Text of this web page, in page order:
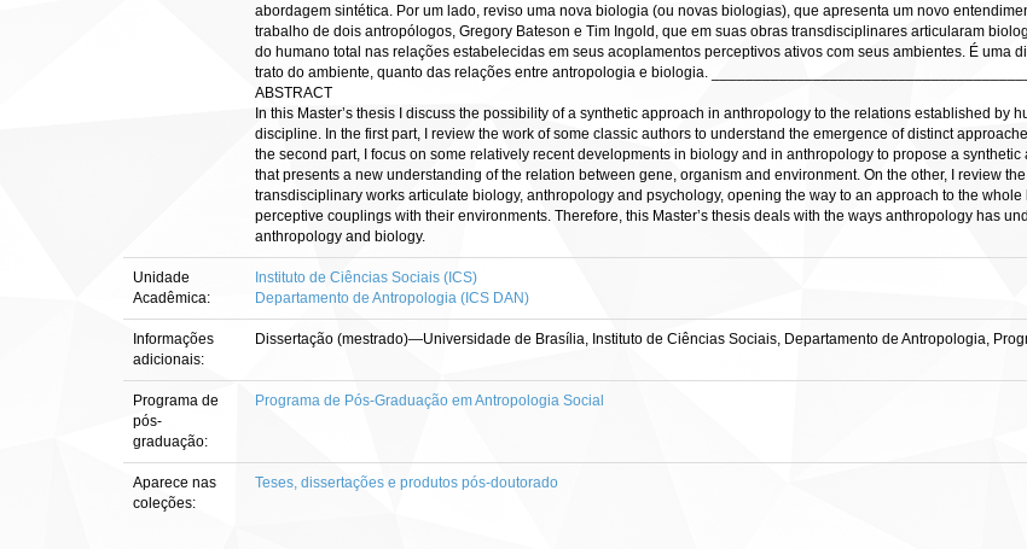
abordagem sintética. Por um lado, reviso uma nova biologia (ou novas biologias), que apresenta um novo
trabalho de dois antropólogos, Gregory Bateson e Tim Ingold, que em suas obras transdisciplinares articularam
do humano total nas relações estabelecidas em seus acoplamentos perceptivos ativos com seus ambientes. É uma
trato do ambiente, quanto das relações entre antropologia e biologia.
ABSTRACT
In this Master’s thesis I discuss the possibility of a synthetic approach in anthropology to the relations established by
discipline. In the first part, I review the work of some classic authors to understand the emergence of distinct
the second part, I focus on some relatively recent developments in biology and in anthropology to propose a
that presents a new understanding of the relation between gene, organism and environment. On the other, I review
transdisciplinary works articulate biology, anthropology and psychology, opening the way to an approach to the
perceptive couplings with their environments. Therefore, this Master’s thesis deals with the ways anthropology has
anthropology and biology.
Unidade
Acadêmica:
Instituto de Ciências Sociais (ICS)
Departamento de Antropologia (ICS DAN)
Informações
adicionais:
Dissertação (mestrado)—Universidade de Brasília, Instituto de Ciências Sociais, Departamento de Antropologia,
Programa de
pós-
graduação:
Programa de Pós-Graduação em Antropologia Social
Aparece nas
coleções:
Teses, dissertações e produtos pós-doutorado